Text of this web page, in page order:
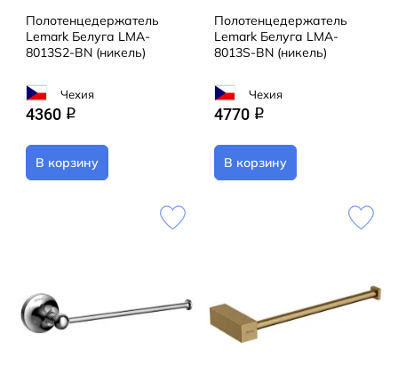
Полотенцедержатель
Lemark Белуга LMA-
8013S2-BN (никель)
Чехия
4360 q
В корзину
Полотенцедержатель
Lemark Белуга LMA-
8013S-BN (никель)
Чехия
4770 q
В корзину